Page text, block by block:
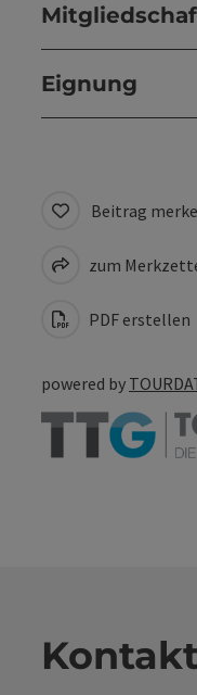
Eignung
Beitrag
zum
PDF erstellen
powered by